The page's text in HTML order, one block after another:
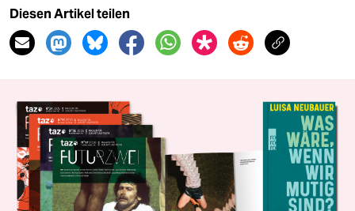
Diesen Artikel teilen